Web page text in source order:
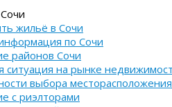
жильё в Сочи
по Сочи
районов Сочи
ситуация на рынке
выбора
с риэлторами